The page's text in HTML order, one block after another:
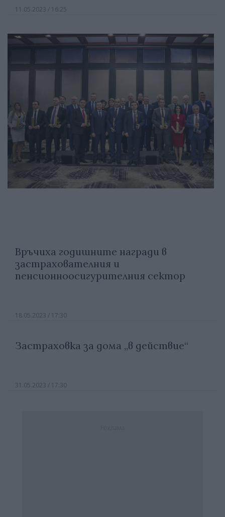
11.05.2023 / 16:25
Връчиха годишните награди в
застрахователния и
пенсионноосигурителния сектор
18.05.2023 / 17:30
Застраховка за дома „в действие“
31.05.2023 / 17:30